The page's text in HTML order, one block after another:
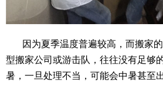
因为夏季温度普遍较高，而搬家
型搬家公司或游击队，往往没有足够
暑，一旦处理不当，可能会中暑甚至